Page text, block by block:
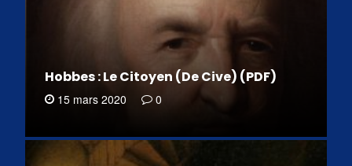
Hobbes : Le Citoyen (De Cive) (PDF)
15 mars 2020 0